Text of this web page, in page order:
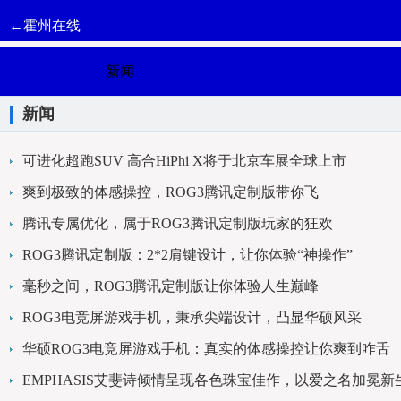
←霍州在线
新闻
新闻
可进化超跑SUV 高合HiPhi X将于北京车展全球上市
爽到极致的体感操控，ROG3腾讯定制版带你飞
腾讯专属优化，属于ROG3腾讯定制版玩家的狂欢
ROG3腾讯定制版：2*2肩键设计，让你体验“神操作”
毫秒之间，ROG3腾讯定制版让你体验人生巅峰
ROG3电竞屏游戏手机，秉承尖端设计，凸显华硕风采
华硕ROG3电竞屏游戏手机：真实的体感操控让你爽到咋舌
EMPHASIS艾斐诗倾情呈现各色珠宝佳作，以爱之名加冕新